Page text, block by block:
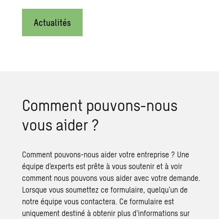
Actualités
Comment pouvons-nous
vous aider ?
Comment pouvons-nous aider votre entreprise ? Une
équipe d’experts est prête à vous soutenir et à voir
comment nous pouvons vous aider avec votre demande.
Lorsque vous soumettez ce formulaire, quelqu’un de
notre équipe vous contactera. Ce formulaire est
uniquement destiné à obtenir plus d’informations sur